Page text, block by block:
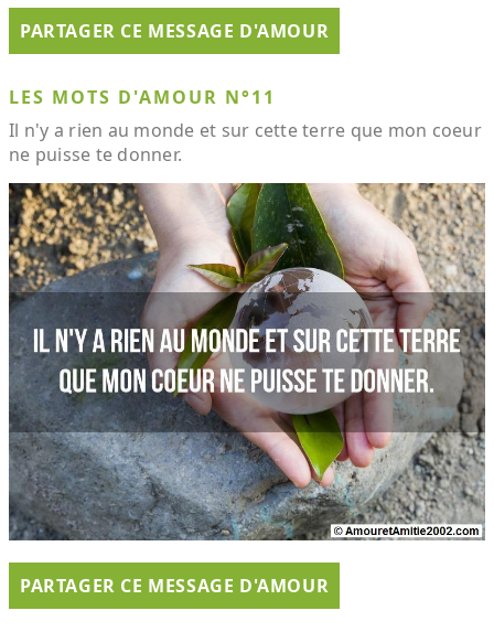
PARTAGER CE MESSAGE D'AMOUR
LES MOTS D'AMOUR N°11
Il n'y a rien au monde et sur cette terre que mon coeur
ne puisse te donner.
PARTAGER CE MESSAGE D'AMOUR